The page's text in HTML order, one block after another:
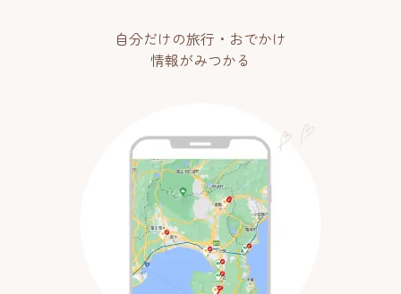
自分だけの旅行・おでかけ
情報がみつかる